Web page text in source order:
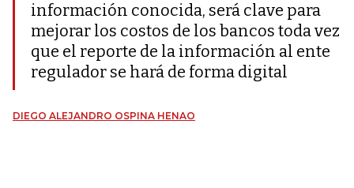
información conocida, será clave para
mejorar los costos de los bancos toda vez
que el reporte de la información al ente
regulador se hará de forma digital
DIEGO ALEJANDRO OSPINA HENAO